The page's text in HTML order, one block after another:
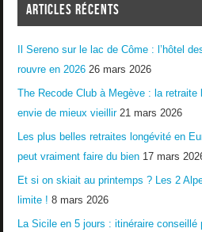
ARTICLES RÉCENTS
Il Sereno sur le lac de Côme : l’hôtel
rouvre en 2026 26 mars 2026
The Recode Club à Megève : la retraite
envie de mieux vieillir 21 mars 2026
Les plus belles retraites longévité en
peut vraiment faire du bien 17 mars
Et si on skiait au printemps ? Les 2
limite ! 8 mars 2026
La Sicile en 5 jours : itinéraire